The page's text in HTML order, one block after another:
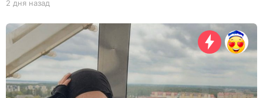
2 дня назад
н
я
н
а
а
д